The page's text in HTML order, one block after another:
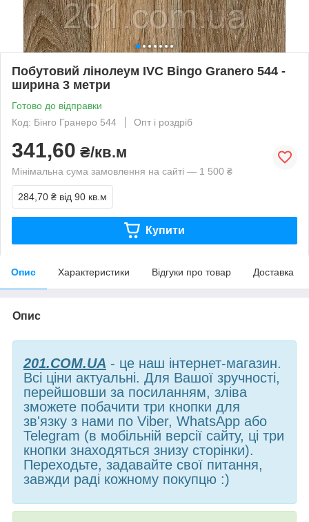
Побутовий лінолеум IVC Bingo Granero 544 -
ширина 3 метри
Готово до відправки
Код: Бінго Гранеро 544
Опт і роздріб
341,60 ₴/кв.м
Мінімальна сума замовлення на сайті — 1 500 ₴
284,70 ₴ від 90 кв.м
Купити
Опис Характеристики Відгуки про товар Доставка
Опис
201.COM.UA - це наш інтернет-магазин.
Всі ціни актуальні. Для Вашої зручності,
перейшовши за посиланням, зліва
зможете побачити три кнопки для
зв'язку з нами по Viber, WhatsApp або
Telegram (в мобільній версії сайту, ці три
кнопки знаходяться знизу сторінки).
Переходьте, задавайте свої питання,
завжди раді кожному покупцю :)